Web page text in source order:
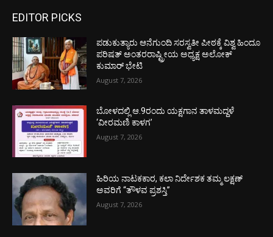
EDITOR PICKS
ಪಡುಕುತ್ಯಾರು ಆನೆಗುಂದಿ ಸರಸ್ವತೀ ಪೀಠಕ್ಕೆ ವಿಶ್ವ ಹಿಂದೂ
ಪರಿಷತ್ ಅಂತರರಾಷ್ಟ್ರೀಯ ಅಧ್ಯಕ್ಷ ಅಲೋಕ್
ಕುಮಾರ್ ಭೇಟಿ
August 7, 2026
ಬೋಳದಲ್ಲಿ ಆ.9ರಂದು ಯಕ್ಷಗಾನ ತಾಳಮದ್ದಳೆ
‘ವೀರಮಣಿ ಕಾಳಗ’
August 7, 2026
ಹಿರಿಯ ನಾಟಕಕಾರ, ಕಲಾ ನಿರ್ದೇಶಕ ತಮ್ಮ ಲಕ್ಷಣ್
ಅವರಿಗೆ “ತೌಳವ ಪ್ರಶಸ್ತಿ”
August 7, 2026